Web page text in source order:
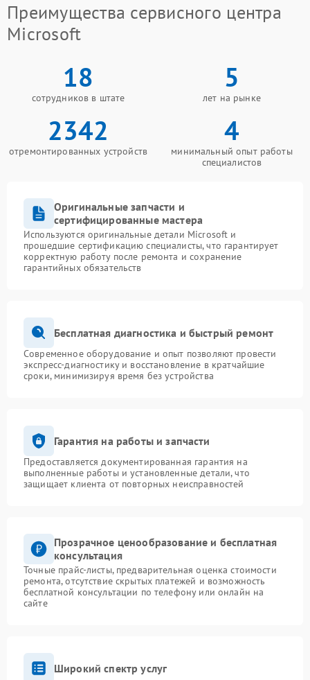
Преимущества сервисного центра
Microsoft
18
сотрудников в штате
5
лет на рынке
2342
отремонтированных устройств
4
минимальный опыт работы
специалистов
Оригинальные запчасти и
сертифицированные мастера
Используются оригинальные детали Microsoft и
прошедшие сертификацию специалисты, что гарантирует
корректную работу после ремонта и сохранение
гарантийных обязательств
Бесплатная диагностика и быстрый ремонт
Современное оборудование и опыт позволяют провести
экспресс-диагностику и восстановление в кратчайшие
сроки, минимизируя время без устройства
Гарантия на работы и запчасти
Предоставляется документированная гарантия на
выполненные работы и установленные детали, что
защищает клиента от повторных неисправностей
Прозрачное ценообразование и бесплатная
консультация
Точные прайс-листы, предварительная оценка стоимости
ремонта, отсутствие скрытых платежей и возможность
бесплатной консультации по телефону или онлайн на
сайте
Широкий спектр услуг